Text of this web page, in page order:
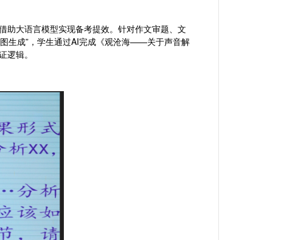
助大语言模型实现备考提效。针对作文审题、文
生成”，学生通过AI完成《观沧海——关于声音解
逻辑。